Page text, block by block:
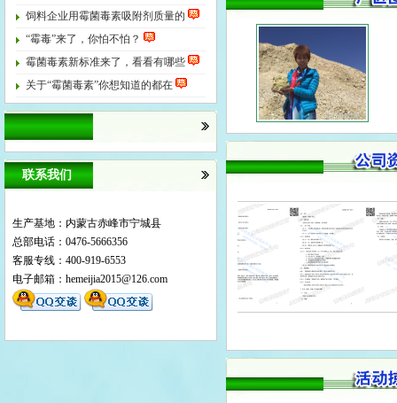
饲料企业用霉菌毒素吸附剂质量的
“霉毒”来了，你怕不怕？
霉菌毒素新标准来了，看看有哪些
关于“霉菌毒素”你想知道的都在
联系我们
生产基地：内蒙古赤峰市宁城县
总部电话：0476-5666356
客服专线：400-919-6553
电子邮箱： hemeijia2015@126.com